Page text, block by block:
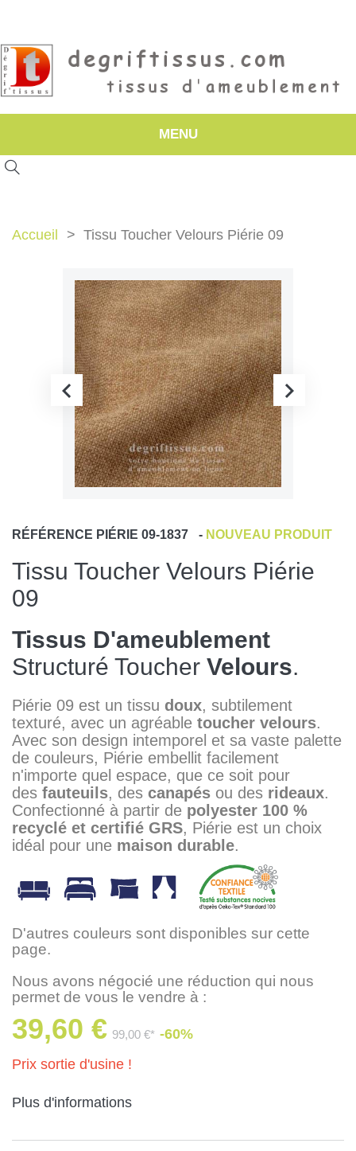
MENU
Accueil Tissu Toucher Velours Piérie 09
RÉFÉRENCE PIÉRIE 09-1837 - NOUVEAU PRODUIT
Tissu Toucher Velours Piérie
09
Tissus D'ameublement
Structuré Toucher Velours.
Piérie 09 est un tissu doux, subtilement
texturé, avec un agréable toucher velours.
Avec son design intemporel et sa vaste palette
de couleurs, Piérie embellit facilement
n'importe quel espace, que ce soit pour
des fauteuils, des canapés ou des rideaux.
Confectionné à partir de polyester 100 %
recyclé et certifié GRS, Piérie est un choix
idéal pour une maison durable.
D'autres couleurs sont disponibles sur cette
page.
Nous avons négocié une réduction qui nous
permet de vous le vendre à :
39,60 € 99,00 €* -60%
Prix sortie d'usine !
Plus d'informations